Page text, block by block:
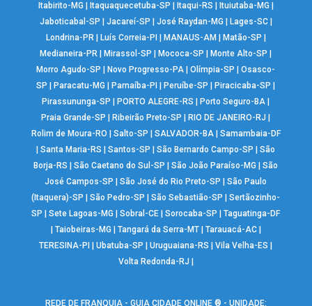
Itabirito-MG
Itaquaquecetuba-SP Itaqui-RS Ituiutaba-MG
Jaboticabal-SP
Jacareí-SP José Raydan-MG Lages-SC|
Londrina-PR| Luís Correia-PI MANAUS-AM Matão-SP
Medianeira-PR
Mirassol-SP Mococa-SP Monte Alto-SP
Morro Agudo-SP
Novo Progresso-PA |Olímpia-SP |Osasco-
SP
Paracatu-MG Parnaíba-PI Peruíbe-SP Piracicaba-SP
Pirassununga-SP
PORTO ALEGRE-RS Porto Seguro-BA
Praia Grande-SP
Ribeirão Preto-SP RIO DE JANEIRO-RJ
Rolim de Moura-RO
Salto-SP SALVADOR-BA| Samambaia-DF
|Santa Maria-RS |Santos-SP |São Bernardo Campo-SP |São
Borja-RS
|São Caetano do Sul-SP |São João Paraíso-MG |São
José Campos-SP
|São José do Rio Preto-SP |São Paulo
(Itaquera)-SP
|São Pedro-SP |São Sebastião-SP |Sertãozinho-
SP
|Sete Lagoas-MG |Sobral-CE |Sorocaba-SP |Taguatinga-DF
Taiobeiras-MG Tangará da Serra-MT| Tarauacá-AC|
TERESINA-PI
|Ubatuba-SP |Uruguaiana-RS |Vila Velha-ES
Volta Redonda-RJ
REDE DE FRANQUIA - GUIA CIDADE ONLINE ® - UNIDADE: